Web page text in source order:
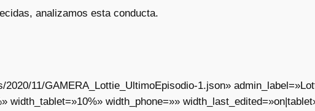
analizamos esta conducta.
11/GAMERA_Lottie_UltimoEpisodio-1.json»
width_tablet=»10%» width_phone=»»